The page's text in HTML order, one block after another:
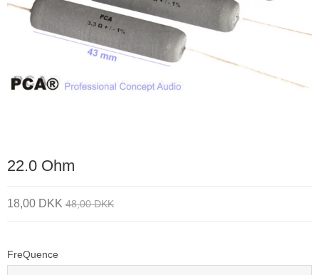
22.0 Ohm
18,00 DKK 48,00 DKK
FreQuence